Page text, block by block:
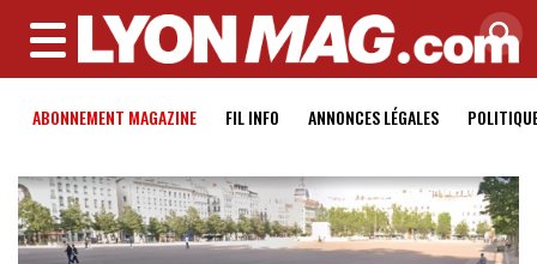
MENU
ABONNEMENT MAGAZINE FIL INFO ANNONCES LÉGALES